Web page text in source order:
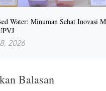
Water: Minuman Sehat Inovasi
2026
Balasan